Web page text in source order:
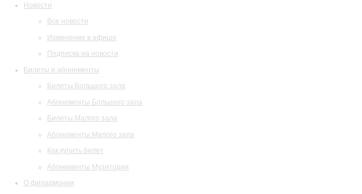
Новости
Все новости
Изменения в афише
Подписка на новости
Билеты и абонементы
Билеты Большого зала
Абонементы Большого зала
Билеты Малого зала
Абонементы Малого зала
Как купить билет
Абонементы Музитория
О филармонии